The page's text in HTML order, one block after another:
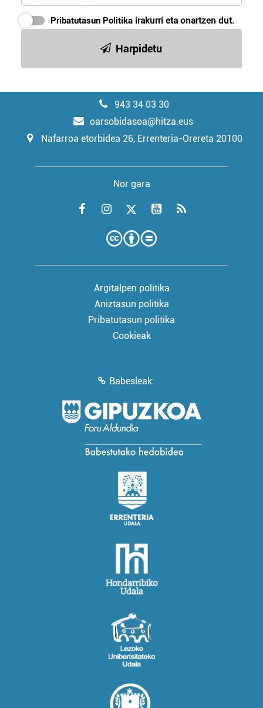
Pribatutasun Politika irakurri eta onartzen dut.
Harpidetu
943 34 03 30
oarsobidasoa@hitza.eus
Nafarroa etorbidea 26, Errenteria-Orereta 20100
Nor gara
Argitalpen politika
Aniztasun politika
Pribatutasun politika
Cookieak
Babesleak: